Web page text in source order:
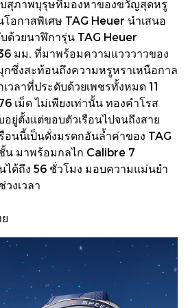
บสุภาพบุรุษที่มองหาของขวัญสุดหรู
อกาสพิเศษ TAG Heuer นำเสนอ
ด้วยนาฬิการุ่น TAG Heuer
มม. ที่มาพร้อมความแวววาวของ
ซึ่งสะท้อนถึงความหรูหราเหนือกาล
วลาที่ประดับด้วยเพชรทั้งหมด 11
เม็ด ไม่เพียงเท่านั้น ทองคำโรส
อยู่ตั้งแต่ขอบตัวเรือนไปจนถึงสาย
อนนี้เป็นดั่งมรดกอันล้ำค่าของ TAG
น มาพร้อมกลไก Calibre 7
ได้ถึง 56 ชั่วโมง มอบความแม่นยำ
งเวลา